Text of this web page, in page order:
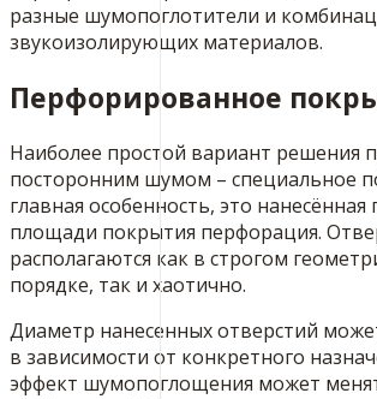
разные шумопоглотители и
звукоизолирующих материалов.
Перфорированное
Наиболее простой вариант решения
посторонним шумом – специальное
главная особенность, это нанесённая
площади покрытия перфорация.
располагаются как в строгом
порядке, так и хаотично.
Диаметр нанесенных отверстий
в зависимости от конкретного
эффект шумопоглощения может